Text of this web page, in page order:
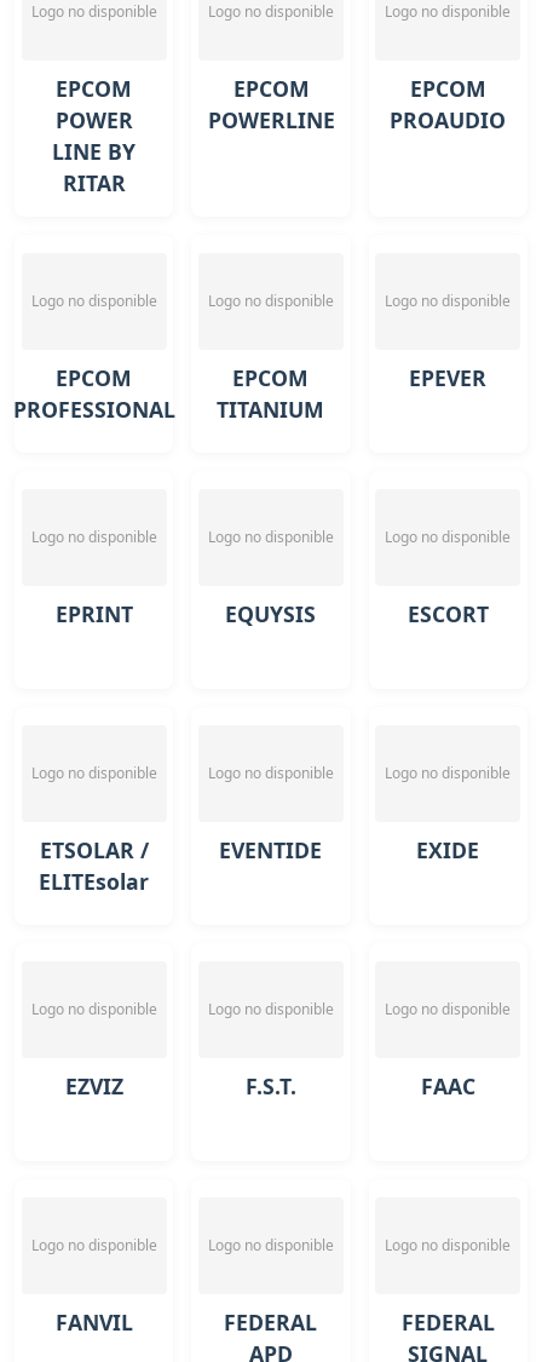
Logo no disponible
EPCOM
POWER
LINE BY
RITAR
Logo no disponible
EPCOM
POWERLINE
Logo no disponible
EPCOM
PROAUDIO
Logo no disponible
EPCOM
PROFESSIONAL
Logo no disponible
EPCOM
TITANIUM
Logo no disponible
EPEVER
Logo no disponible
EPRINT
Logo no disponible
EQUYSIS
Logo no disponible
ESCORT
Logo no disponible
ETSOLAR /
ELITEsolar
Logo no disponible
EVENTIDE
Logo no disponible
EXIDE
Logo no disponible
EZVIZ
Logo no disponible
F.S.T.
Logo no disponible
FAAC
Logo no disponible
FANVIL
Logo no disponible
FEDERAL
APD
Logo no disponible
FEDERAL
SIGNAL